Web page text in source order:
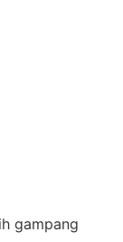
gampang